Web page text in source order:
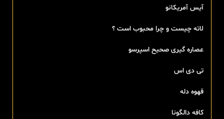
آیس آمریکانو
لاته چیست و چرا محبوب است ؟
عصاره گیری صحیح اسپرسو
تی‌ دی اس
قهوه دله
کافه دالگونا